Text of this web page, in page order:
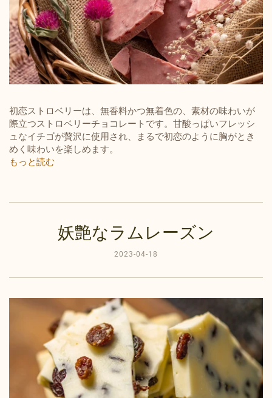
初恋ストロベリーは、無香料かつ無着色の、素材の味わいが
際立つストロベリーチョコレートです。甘酸っぱいフレッシ
ュなイチゴが贅沢に使用され、まるで初恋のように胸がとき
めく味わいを楽しめます。
もっと読む
妖艶なラムレーズン
2023-04-18